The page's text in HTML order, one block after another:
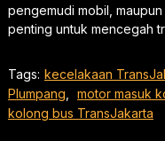
pengemudi mobil,
penting untuk mencegah
Tags: kecelakaan
Plumpang
motor masuk
kolong bus TransJakarta